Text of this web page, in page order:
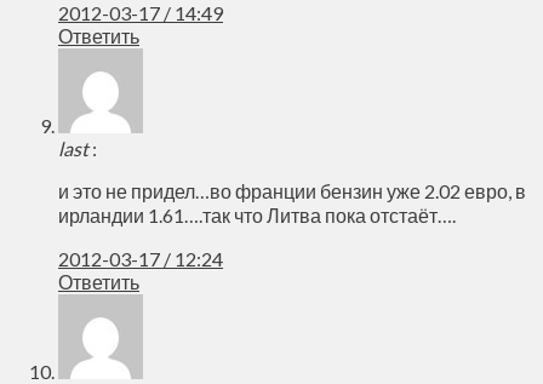
2012-03-17 / 14:49
Ответить
last :
и это не придел…во франции бензин уже 2.02 евро, в
ирландии 1.61….так что Литва пока отстаёт….
2012-03-17 / 12:24
Ответить